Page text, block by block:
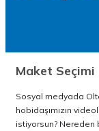
Sosyal medyada
hobidaşımızın
istiyorsun? Nereden